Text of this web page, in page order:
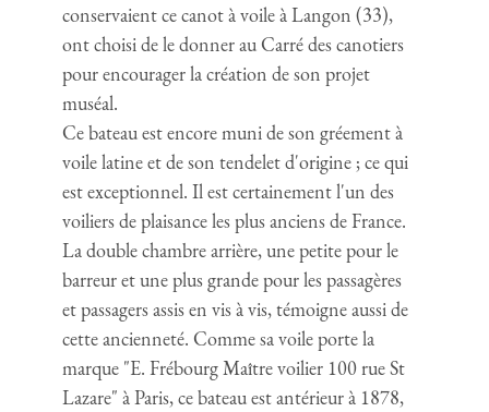
conservaient ce canot à voile à Langon (33),
ont choisi de le donner au Carré des canotiers
pour encourager la création de son projet
muséal.
Ce bateau est encore muni de son gréement à
voile latine et de son tendelet d'origine ; ce qui
est exceptionnel. Il est certainement l'un des
voiliers de plaisance les plus anciens de France.
La double chambre arrière, une petite pour le
barreur et une plus grande pour les passagères
et passagers assis en vis à vis, témoigne aussi de
cette ancienneté. Comme sa voile porte la
marque "E. Frébourg Maître voilier 100 rue St
Lazare" à Paris, ce bateau est antérieur à 1878,